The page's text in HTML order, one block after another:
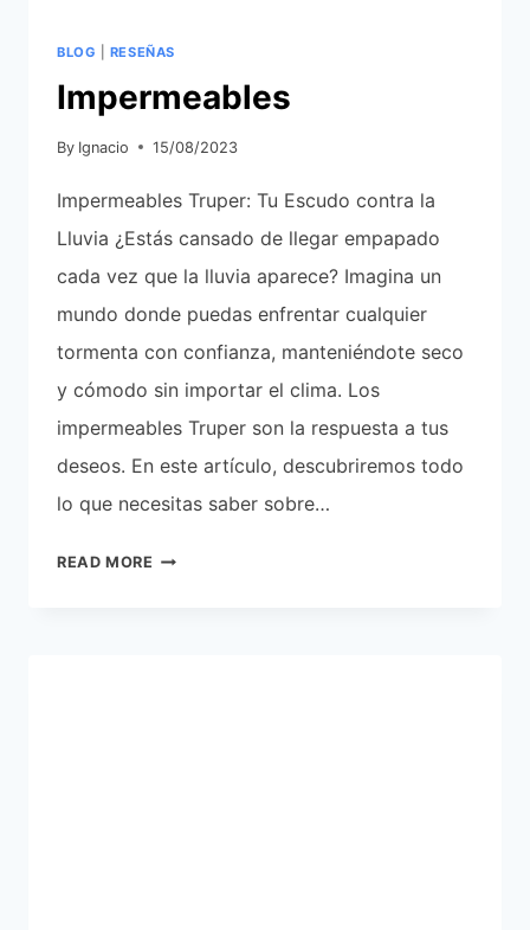
BLOG RESEÑAS
Impermeables
By Ignacio 15/08/2023
Impermeables Truper: Tu Escudo contra la
Lluvia ¿Estás cansado de llegar empapado
cada vez que la lluvia aparece? Imagina un
mundo donde puedas enfrentar cualquier
tormenta con confianza, manteniéndote seco
y cómodo sin importar el clima. Los
impermeables Truper son la respuesta a tus
deseos. En este artículo, descubriremos todo
lo que necesitas saber sobre…
READ MORE IMPERMEABLES